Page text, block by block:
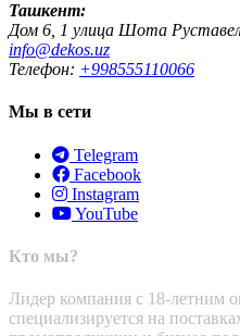
Ташкент:
Дом 6, 1 улица Шота
info@dekos.uz
Телефон: +998555110066
Мы в сети
Telegram
Facebook
Instagram
YouTube
Кто мы?
Лидер компания с 18-летним
специализируется на